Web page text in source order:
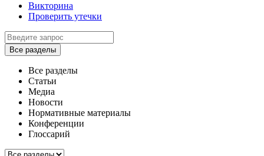
Викторина
Проверить утечки
Все разделы
Все разделы
Статьи
Медиа
Новости
Нормативные материалы
Конференции
Глоссарий